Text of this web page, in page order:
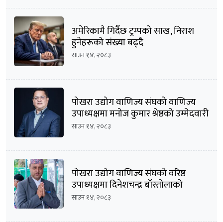
अमेरिकामै गिर्दैछ ट्रम्पको साख, निराश
हुनेहरूको संख्या बढ्दै
साउन १४, २०८३
पोखरा उद्योग वाणिज्य संघको वाणिज्य
उपाध्यक्षमा मनोज कुमार श्रेष्ठको उम्मेदवारी
घोषणा
साउन १४, २०८३
पोखरा उद्योग वाणिज्य संघको वरिष्ठ
उपाध्यक्षमा दिनेशचन्द्र बाँस्तोलाको
उम्मेदवारी घोषणा
साउन १४, २०८३